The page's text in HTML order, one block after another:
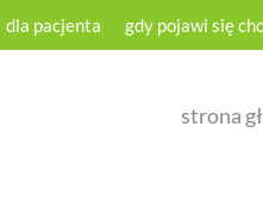
dla pacjenta gdy pojawi się
strona